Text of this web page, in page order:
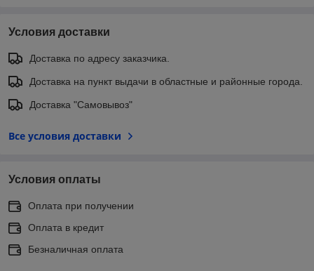
Условия доставки
Доставка по адресу заказчика.
Доставка на пункт выдачи в областные и районные города.
Доставка "Самовывоз"
Все условия доставки
Условия оплаты
Оплата при получении
Оплата в кредит
Безналичная оплата